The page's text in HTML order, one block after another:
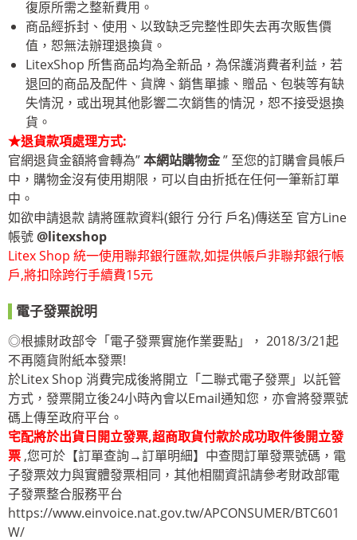
復原所需之整新費用。
商品經拆封、使用、以致缺乏完整性即失去再次販售價
值，恕無法辦理退換貨。
LitexShop 所售商品均為全新品，為保護消費者利益，若
退回的商品及配件、貨牌、銷售單據、贈品、包裝等有缺
失情況，或出現其他影響二次銷售的情況，恕不接受退換
貨。
★退貨款項處理方式:
官網退貨金額將會轉為”本網站購物金” 至您的訂購會員帳戶
中，購物金沒有使用期限，可以自由折抵在任何一筆新訂單
中。
如欲申請退款 請將匯款資料(銀行 分行 戶名)傳送至 官方Line
帳號@litexshop
Litex Shop 統一使用聯邦銀行匯款,如提供帳戶非聯邦銀行帳
戶,將扣除跨行手續費15元
電子發票說明
◎根據財政部令「電子發票實施作業要點」， 2018/3/21起
不再隨貨附紙本發票!
於Litex Shop 消費完成後將開立「二聯式電子發票」以託管
方式，發票開立後24小時內會以Email通知您，亦會將發票號
碼上傳至政府平台。
宅配將於出貨日開立發票,超商取貨付款於成功取件後開立發
票 ,您可於【訂單查詢→訂單明細】中查閱訂單發票號碼，電
子發票效力與實體發票相同，其他相關資訊請參考財政部電
子發票整合服務平台
https://www.einvoice.nat.gov.tw/APCONSUMER/BTC601
W/